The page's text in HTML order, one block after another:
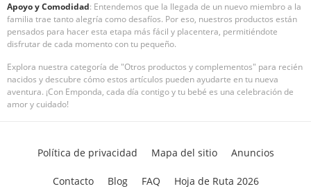
Apoyo y Comodidad: Entendemos que la llegada de un nuevo miembro a la
familia trae tanto alegría como desafíos. Por eso, nuestros productos están
pensados para hacer esta etapa más fácil y placentera, permitiéndote
disfrutar de cada momento con tu pequeño.
Explora nuestra categoría de "Otros productos y complementos" para recién
nacidos y descubre cómo estos artículos pueden ayudarte en tu nueva
aventura. ¡Con Emponda, cada día contigo y tu bebé es una celebración de
amor y cuidado!
Política de privacidad Mapa del sitio Anuncios
Contacto Blog FAQ Hoja de Ruta 2026